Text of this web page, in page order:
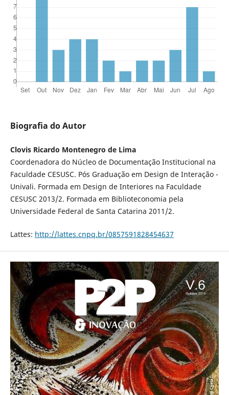
Biografia do Autor
Clovis Ricardo Montenegro de Lima
Coordenadora do Núcleo de Documentação Institucional na
Faculdade CESUSC. Pós Graduação em Design de Interação -
Univali. Formada em Design de Interiores na Faculdade
CESUSC 2013/2. Formada em Biblioteconomia pela
Universidade Federal de Santa Catarina 2011/2.
Lattes: http://lattes.cnpq.br/0857591828454637